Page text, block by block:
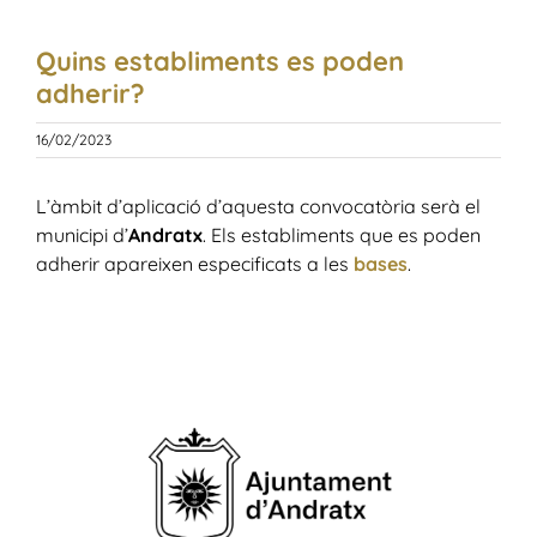
Preguntes freqüents
Llistat d’establiments adherits
Contacte
Quins establiments es poden
adherir?
16/02/2023
L’àmbit d’aplicació d’aquesta convocatòria serà el
municipi d’Andratx. Els establiments que es poden
adherir apareixen especificats a les bases.